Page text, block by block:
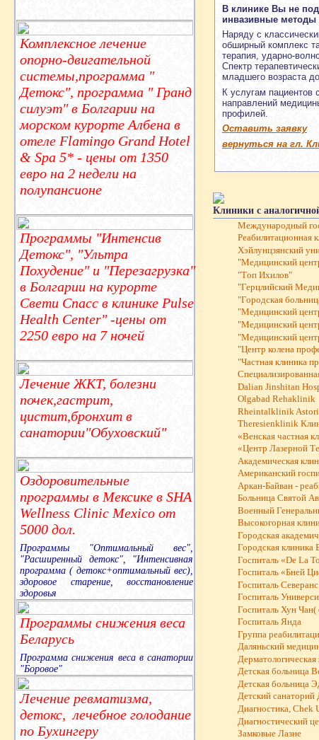
Комплексное лечение
опорно-двигательной
системы,программа "
Детокс", программа " Гранд
силуэт" в Болгарии на
морском курорте Албена в
отеле Flamingo Grand Hotel
& Spa 5* - цены от 1350
евро на 2 недели на
полупансионе
Программы "Интенсив
Детокс", "Ультра
Похудение" и "Перезагрузка"
в Болгарии на курорте
Свети Спасс в клинике Pulse
Health Center" -цены от
2250 евро на 7 ночей
Лечение ЖКТ, болезни
почек,гастрит,
цистит,бронхит в
санатории"Обуховский"
Оздоровительные
программы в Мексике в SHA
Wellness Clinic Mexico от
5000 дол.
Программы "Оптимальный вес",
"Расширенный детокс", "Интенсивная
программа ( детокс+оптимальный вес),
здоровое старение, восстановление
здоровья
Программы снижения веса
Беларусь
Программа снижения веса в санатории
"Боровое"
Лечение ревматизма,
детокс, лечебное голодание
по Бухингеру
В клинике Вы не
инвазивные методы
Наряду с
обширный комплекс
терапия, ударно-
Спектр
младшего возраста
К услугам пациентов
направлений
профилей.
Оставить заявку
вернуться на гл.
Клиники с
Международный
Реабилитационная
Хэйлунцзянский
"Mедицинский
"Tоп Ихилов"
"Герцлийский
"Городская
"Медицинский
"Медицинский
"Медицинский
"Центр колена
"Частная клиника
Dalian Jinshitan
Olgabad Rehaklinik
Rheintalklinik
Theresienklinik
«Венская частная
«Центр Лазерной
Академическая
Американский
Аркан-Байван -
Больница Святой
Военный
Высокогорная
Городская
Городская
Госпиталь «De La
Госпиталь «Бней
Госпиталь
Госпиталь
Госпиталь Хун
Госпиталь Янда
Группа
Даляньский
Дерматологическая
Детская больница
Детская больница
Детский
Диагностика, Chek
Диагностический
Замковые Лазне